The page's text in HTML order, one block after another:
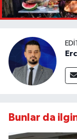
Bunlar da